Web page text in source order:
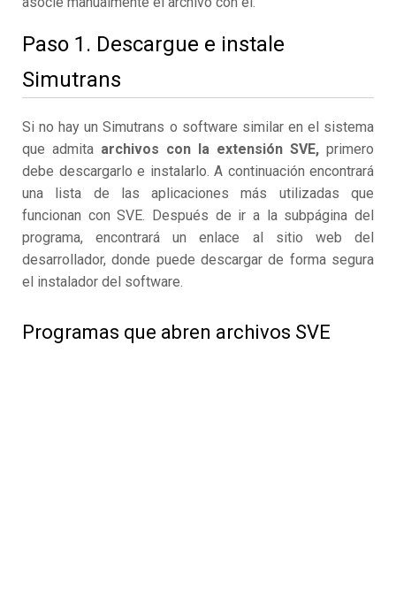
Paso 1. Descargue e instale
Simutrans
Si no hay un Simutrans o software similar en el sistema
que admita archivos con la extensión SVE, primero
debe descargarlo e instalarlo. A continuación encontrará
una lista de las aplicaciones más utilizadas que
funcionan con SVE. Después de ir a la subpágina del
programa, encontrará un enlace al sitio web del
desarrollador, donde puede descargar de forma segura
el instalador del software.
Programas que abren archivos SVE